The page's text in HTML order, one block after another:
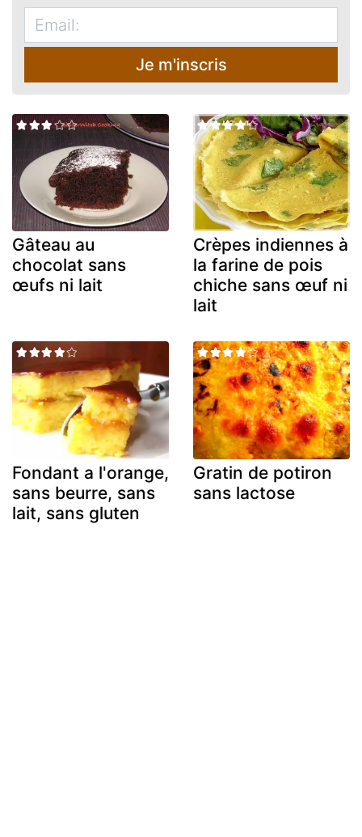
Je m'inscris
Gâteau au
chocolat sans
œufs ni lait
Crèpes indiennes à
la farine de pois
chiche sans œuf ni
lait
Fondant a l'orange,
sans beurre, sans
lait, sans gluten
Gratin de potiron
sans lactose